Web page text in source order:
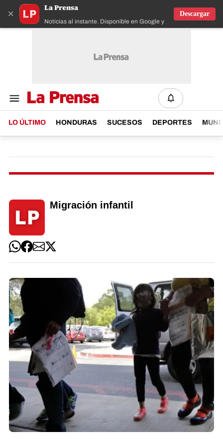
×
La Prensa
Noticias al instante. Disponible en Google y IOS
Descargar
LO ÚLTIMO HONDURAS SUCESOS DEPORTES
Migración infantil